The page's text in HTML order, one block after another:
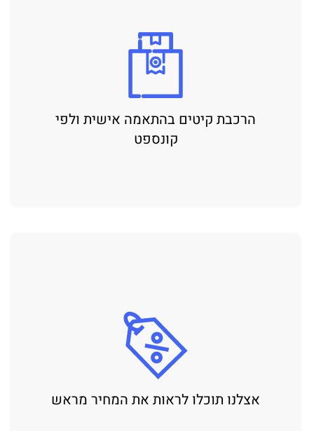
הרכבת קיטים בהתאמה אישית ולפי
קונספט
אצלנו תוכלו לראות את המחיר מראש